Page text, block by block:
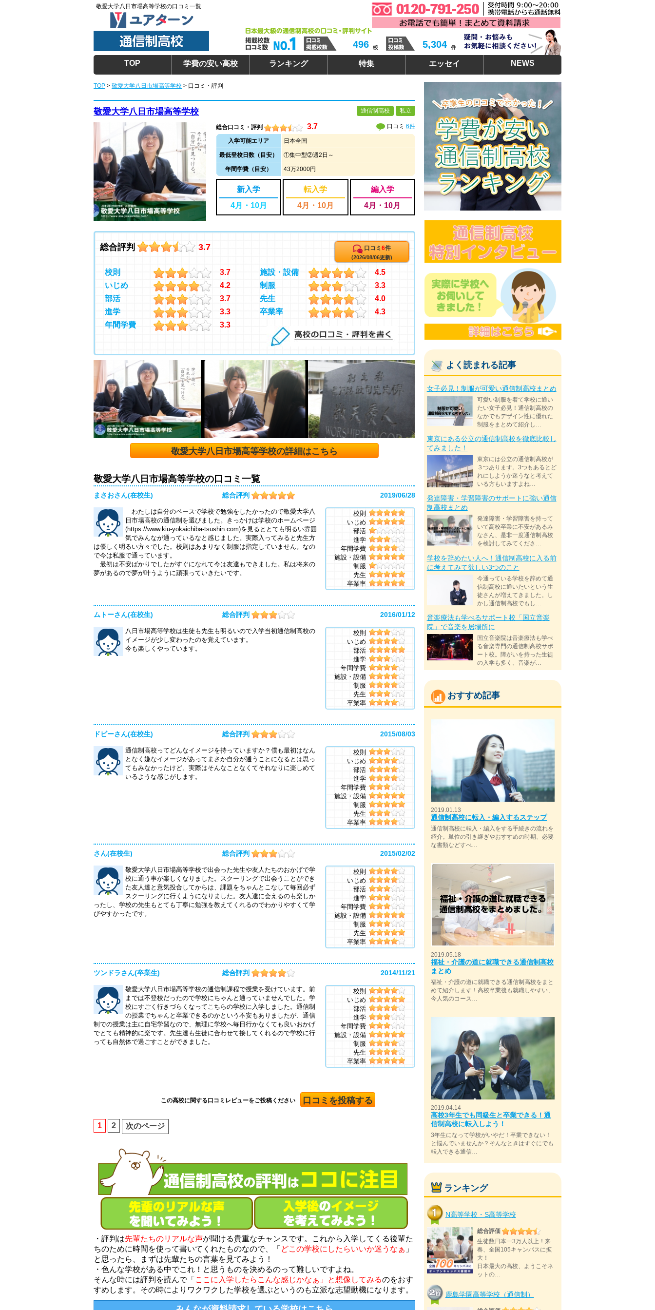
敬愛大学八日市場高等学校の口コミ一覧
5,304
496
TOP 学費の安い高校 ランキング 特集 エッセイ NEWS
TOP > 敬愛大学八日市場高等学校 > 口コミ・評判
敬愛大学八日市場高等学校 通信制高校 私立
総合口コミ・評判 3.7 口コミ 6件
入学可能エリア 日本全国
最低登校日数（目安） ①集中型②週2日～
年間学費（目安） 43万2000円
新入学
4月・10月
転入学
4月・10月
編入学
4月・10月
総合評判 3.7 口コミ 6件
(2026/08/06更新)
校則
3.7
いじめ
4.2
部活
3.7
進学
3.3
年間学費
3.3
施設・設備
4.5
制服
3.3
先生
4.0
卒業率
4.3
敬愛大学八日市場高等学校の詳細はこちら
敬愛大学八日市場高等学校の口コミ一覧
まさおさん(在校生) 総合評判 2019/06/28
わたしは自分のペースで学校で勉強をしたかったので敬愛大学八
日市場高校の通信制を選びました。きっかけは学校のホームページ
(https://www.kiu-yokaichiba-tsushin.com)を見るととても明るい雰囲
気でみんなが通っているなと感じました。実際入ってみると先生方
は優しく明るい方々でした。校則はあまりなく制服は指定していません。なの
で今は私服で通っています。
最初は不安ばかりでしたがすぐになれて今は友達もできました。私は将来の
夢があるので夢が叶うように頑張っていきたいです。
校則
いじめ
部活
進学
年間学費
施設・設備
制服
先生
卒業率
ムトーさん(在校生) 総合評判 2016/01/12
八日市場高等学校は生徒も先生も明るいので入学当初通信制高校の
イメージが少し変わったのを覚えています。
今も楽しくやっています。
校則
いじめ
部活
進学
年間学費
施設・設備
制服
先生
卒業率
ドビーさん(在校生) 総合評判 2015/08/03
通信制高校ってどんなイメージを持っていますか？僕も最初はなん
となく嫌なイメージがあってまさか自分が通うことになるとは思っ
てもみなかったけど、実際はそんなことなくてそれなりに楽しめて
いるような感じがします。
校則
いじめ
部活
進学
年間学費
施設・設備
制服
先生
卒業率
さん(在校生) 総合評判 2015/02/02
敬愛大学八日市場高等学校で出会った先生や友人たちのおかげで学
校に通う事が楽しくなりました。スクーリングで出会うことができ
た友人達と意気投合してからは、課題をちゃんとこなして毎回必ず
スクーリングに行くようになりました。友人達に会えるのも楽しか
ったし、学校の先生もとても丁寧に勉強を教えてくれるのでわかりやすくて学
びやすかったです。
校則
いじめ
部活
進学
年間学費
施設・設備
制服
先生
卒業率
ツンドラさん(卒業生) 総合評判 2014/11/21
敬愛大学八日市場高等学校の通信制課程で授業を受けています。前
までは不登校だったので学校にちゃんと通っていませんでした。学
校にすごく行きづらくなってこちらの学校に入学しました。通信制
の授業でちゃんと卒業できるのかという不安もありましたが、通信
制での授業は主に自宅学習なので、無理に学校へ毎日行かなくても良いおかげ
でとても精神的に楽です。先生達も生徒に合わせて接してくれるので学校に行
っても自然体で過ごすことができました。
校則
いじめ
部活
進学
年間学費
施設・設備
制服
先生
卒業率
この高校に関する口コミレビューをご投稿ください 口コミを投稿する
1 2 次のページ
・評判は先輩たちのリアルな声が聞ける貴重なチャンスです。これから入学してくる後輩た
ちのために時間を使って書いてくれたものなので、「 どこの学校にしたらいいか迷うなぁ 」
と思ったら、まずは先輩たちの言葉を見てみよう！
・色んな学校がある中でこれ！と思うものを決めるのって難しいですよね。
そんな時には評判を読んで「 ここに入学したらこんな感じかなぁ」と想像してみるのをおす
すめします。その時によりワクワクした学校を選ぶというのも立派な志望動機になります。
よく読まれる記事
女子必見！制服が可愛い通信制高校まとめ
可愛い制服を着て学校に通い
たい女子必見！通信制高校の
なかでもデザイン性に優れた
制服をまとめて紹介し…
東京にある公立の通信制高校を徹底比較し
てみました！
東京には公立の通信制高校が
３つあります。3つもあるとど
れにしようか迷うなと考えて
いる方もいますよね…
発達障害・学習障害のサポートに強い通信
制高校まとめ
発達障害・学習障害を持って
いて高校卒業に不安があるみ
なさん、是非一度通信制高校
を検討してみてくださ…
学校を辞めたい人へ！通信制高校に入る前
に考えてみて欲しい3つのこと
今通っている学校を辞めて通
信制高校に通いたいという生
徒さんが増えてきました。し
かし通信制高校でもし…
音楽療法も学べるサポート校「国立音楽
院」で音楽を居場所に
国立音楽院は音楽療法も学べ
る音楽専門の通信制高校サポ
ート校。障がいを持った生徒
の入学も多く、音楽が…
おすすめ記事
2019.01.13
通信制高校に転入・編入するステップ
通信制高校に転入・編入をする手続きの流れを
紹介。単位の引き継ぎやおすすめの時期、必要
な書類などすべ…
2019.05.18
福祉・介護の道に就職できる通信制高校
まとめ
福祉・介護の道に就職できる通信制高校をまと
めて紹介します！高校卒業後も就職しやすい、
今人気のコース…
2019.04.14
高校3年生でも同級生と卒業できる！通
信制高校に転入しよう！
3年生になって学校がいやだ！卒業できない！
と悩んでいませんか？そんなときはすぐにでも
転入できる通信…
ランキング
N高等学校・S高等学校
総合評価
生徒数日本一3万人以上！来
春、全国105キャンパスに拡
大！
日本最大の高校、ようこそネ
ットの…
鹿島学園高等学校（通信制）